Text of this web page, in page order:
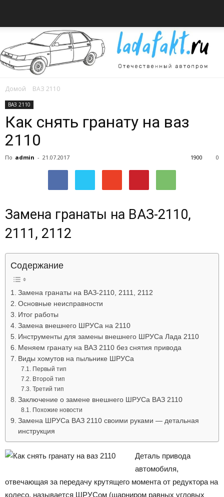
автомобилях
Домой ВАЗ 2110
ВАЗ 2110
Как снять гранату на ваз
2110
По admin - 21.07.2017 0
1900
Замена гранаты на ВАЗ-2110,
2111, 2112
Содержание
Замена гранаты на ВАЗ-2110, 2111, 2112
Основные неисправности
Итог работы
Замена внешнего ШРУСа на 2110
Инструменты для замены внешнего ШРУСа Лада 2110
Меняем гранату на ВАЗ 2110 без снятия привода
Виды хомутов на пыльнике ШРУСа
Первый тип
Второй тип
Третий тип
Заключение о замене внешнего ШРУСа ВАЗ 2110
Похожие новости
Замена ШРУСа ВАЗ 2110 своими руками — детальная
инструкция
Деталь привода
автомобиля,
отвечающая за передачу крутящего момента от редуктора на
колесо, называется ШРУСом (шарниром равных угловых